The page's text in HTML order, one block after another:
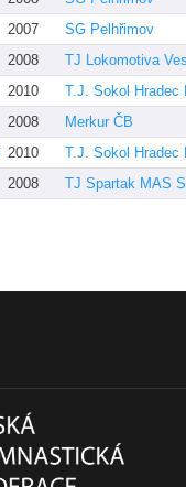
2007
SG Pelhřimov
2008
TJ Lokomotiva
2010
T.J. Sokol Hradec
2008
Merkur ČB
2010
T.J. Sokol Hradec
2008 TJ Spartak MAS